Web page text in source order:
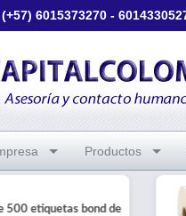
6015373270 -
Productos
500 etiquetas bond de